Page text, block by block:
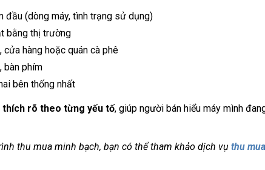
đầu (dòng máy, tình trạng sử dụng)
bằng thị trường
cửa hàng hoặc quán cà phê
bàn phím
bên thống nhất
thích rõ theo từng yếu tố, giúp người bán hiểu máy mình
thu mua minh bạch, bạn có thể tham khảo dịch vụ thu